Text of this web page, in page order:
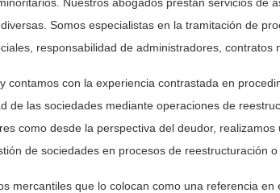
Somos especialistas en la tramitación de
responsabilidad de administradores, contratos
con la experiencia contrastada en
de las sociedades mediante operaciones de
como desde la perspectiva del deudor,
de sociedades en procesos de reestructuración o
que lo colocan como una referencia en